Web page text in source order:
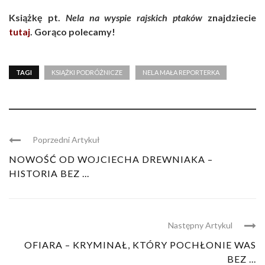
Książkę pt. Nela na wyspie rajskich ptaków znajdziecie
tutaj. Gorąco polecamy!
TAGI KSIĄŻKI PODRÓŻNICZE NELA MAŁA REPORTERKA
Poprzedni Artykuł
NOWOŚĆ OD WOJCIECHA DREWNIAKA –
HISTORIA BEZ ...
Następny Artykul
OFIARA – KRYMINAŁ, KTÓRY POCHŁONIE WAS
BEZ ...